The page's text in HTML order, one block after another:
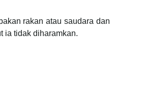
rakan atau saudara dan
ia tidak diharamkan.